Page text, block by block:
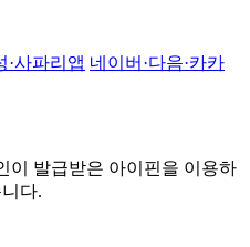
·사파리앱 네이버·다음·카카
이 발급받은 아이핀을 이용하
다.